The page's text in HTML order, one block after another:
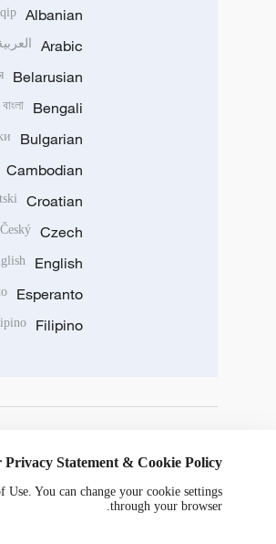
Albanian
Arabic
Belarusian
Bengali
বাংলা
Bulgarian
Cambodian
Croatian
Czech
Český
English
Esperanto
Filipino
Privacy Statement & Cookie Policy
You can change your cookie settings
through your browser.